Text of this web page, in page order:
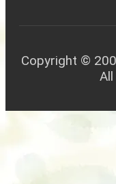
Copyright ©